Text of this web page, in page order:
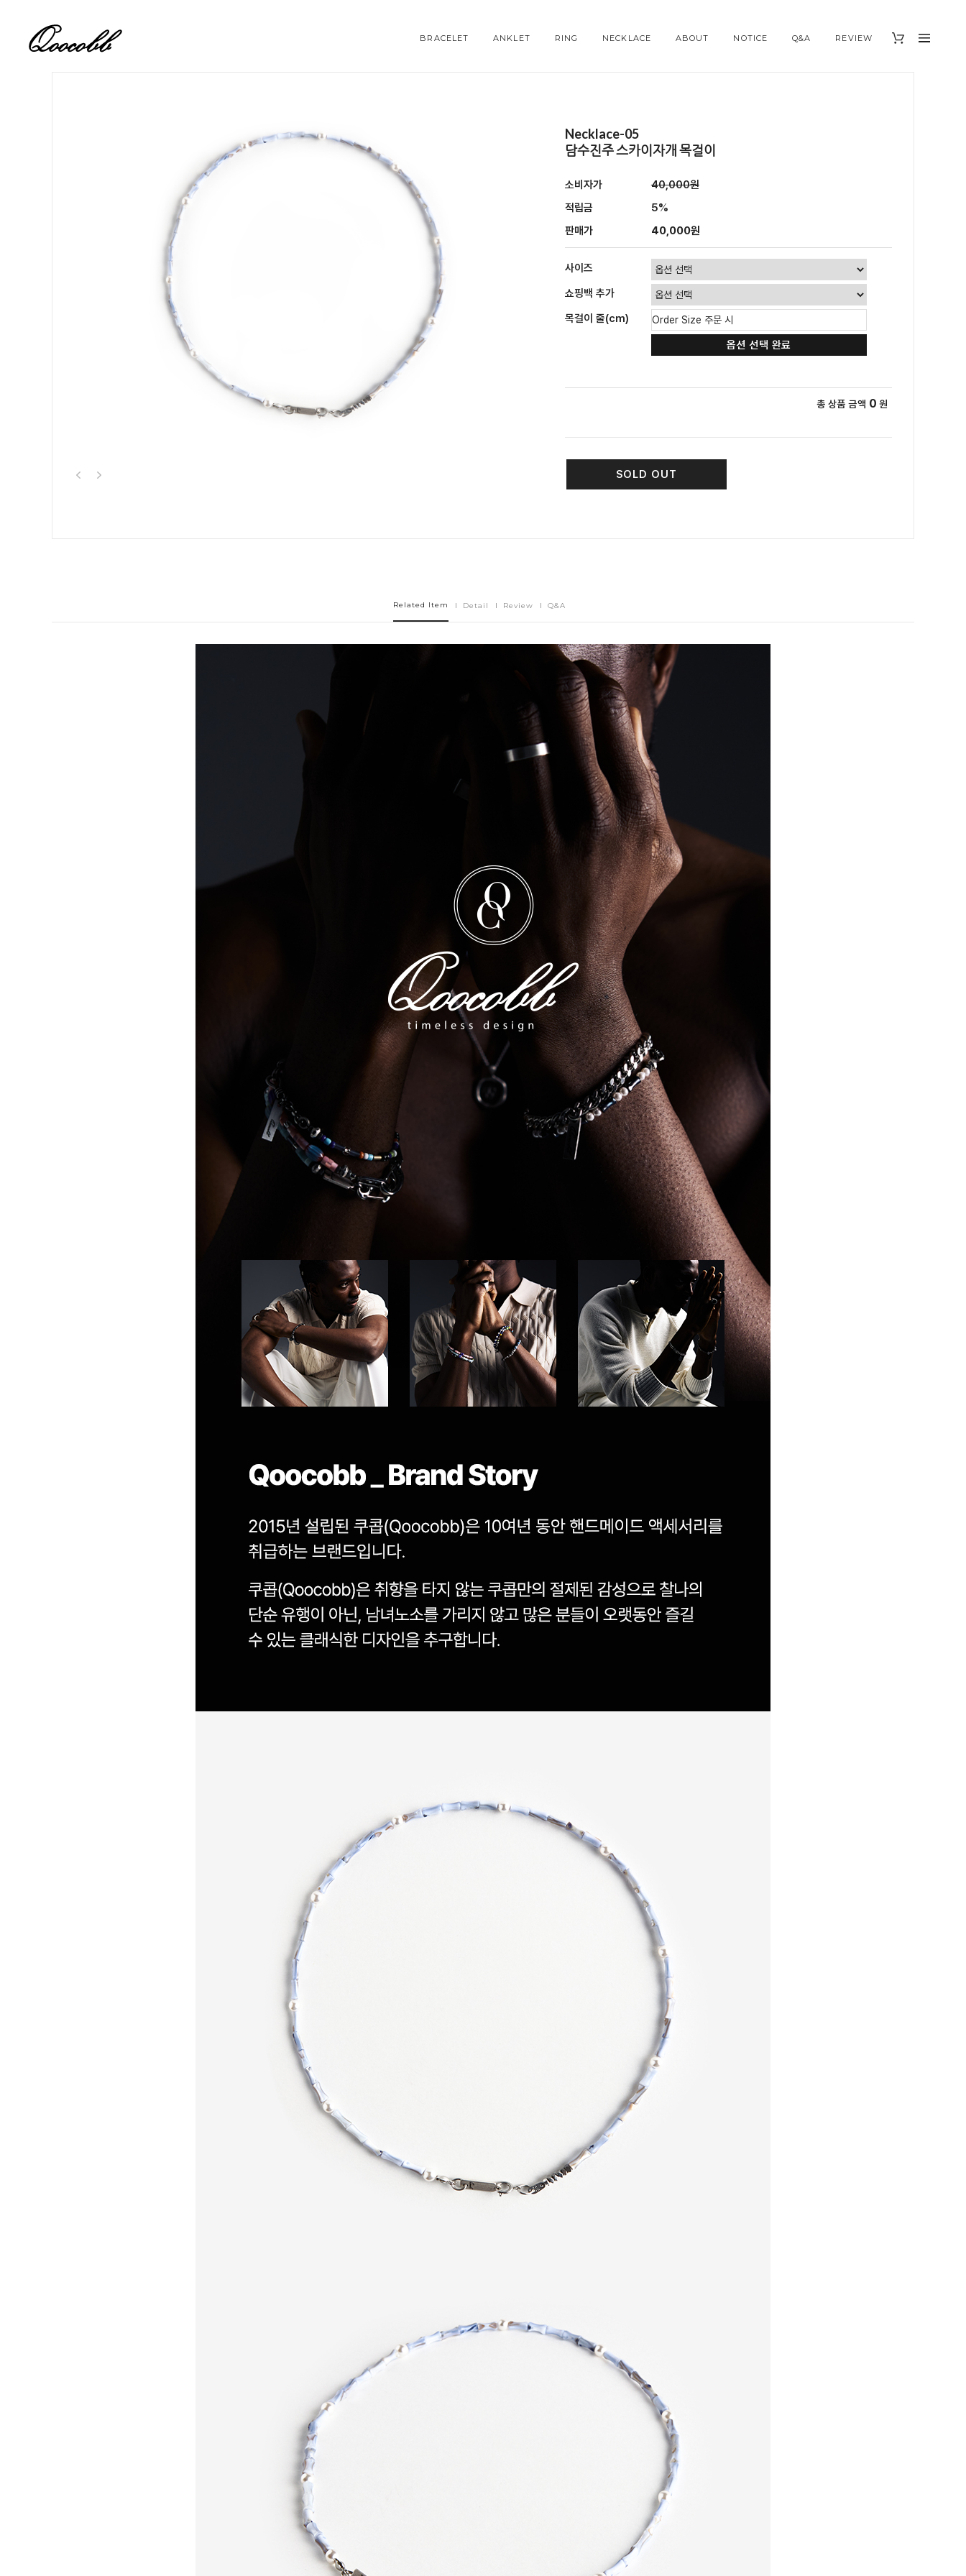
BRACELET ANKLET RING NECKLACE ABOUT NOTICE Q&A REVIEW
Necklace-05
담수진주 스카이자개 목걸이
소비자가
40,000원
적립금
5%
판매가
40,000원
사이즈
쇼핑백 추가
목걸이 줄(cm)
옵션 선택 완료
총 상품 금액 0 원
SOLD OUT
Related Item Detail Review Q&A